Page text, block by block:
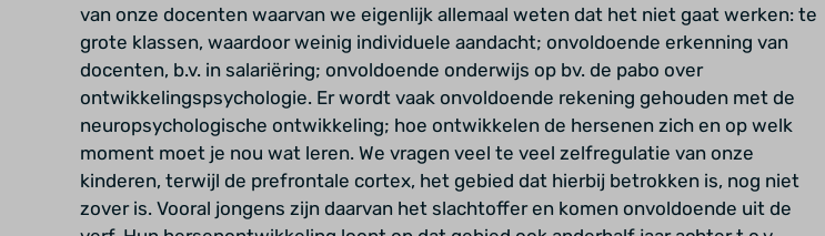
van onze docenten waarvan we eigenlijk allemaal weten dat het niet gaat werken: te
grote klassen, waardoor weinig individuele aandacht; onvoldoende erkenning van
docenten, b.v. in salariëring; onvoldoende onderwijs op bv. de pabo over
ontwikkelingspsychologie. Er wordt vaak onvoldoende rekening gehouden met de
neuropsychologische ontwikkeling; hoe ontwikkelen de hersenen zich en op welk
moment moet je nou wat leren. We vragen veel te veel zelfregulatie van onze
kinderen, terwijl de prefrontale cortex, het gebied dat hierbij betrokken is, nog niet
zover is. Vooral jongens zijn daarvan het slachtoffer en komen onvoldoende uit de